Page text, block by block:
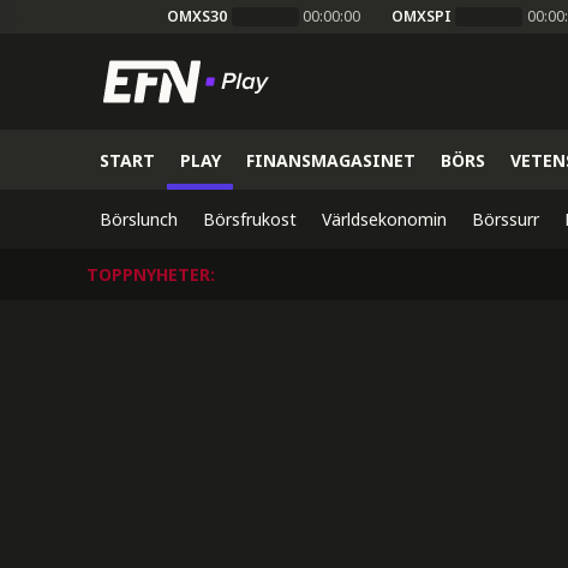
OMXS30 00:00:00 OMXSPI
START PLAY FINANSMAGASINET BÖRS
Börslunch Börsfrukost Världsekonomin Börssurr
TOPPNYHETER: